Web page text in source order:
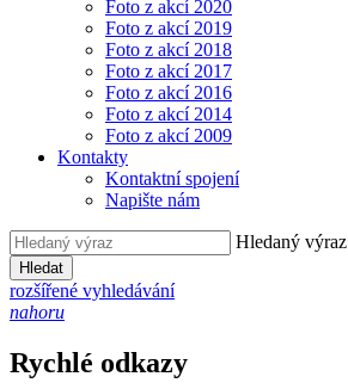
Foto z akcí 2020
Foto z akcí 2019
Foto z akcí 2018
Foto z akcí 2017
Foto z akcí 2016
Foto z akcí 2014
Foto z akcí 2009
Kontakty
Kontaktní spojení
Napište nám
Hledaný výraz
Hledat
rozšířené vyhledávání
nahoru
Rychlé odkazy